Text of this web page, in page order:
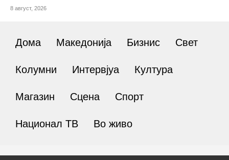
8 август, 2026
Дома Македонија Бизнис Свет
Колумни Интервјуа Култура
Магазин Сцена Спорт
Национал ТВ Во живо